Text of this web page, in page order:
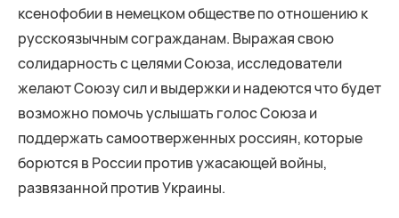
ксенофобии в немецком обществе по отношению к
русскоязычным согражданам. Выражая свою
солидарность с целями Союза, исследователи
желают Союзу сил и выдержки и надеются что будет
возможно помочь услышать голос Союза и
поддержать самоотверженных россиян, которые
борются в России против ужасающей войны,
развязанной против Украины.